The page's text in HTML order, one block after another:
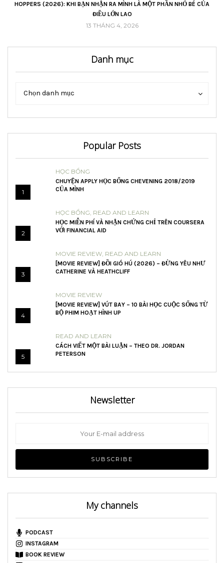
HOPPERS (2026): KHI BẠN NHẬN RA MÌNH LÀ MỘT PHẦN NHỎ BÉ CỦA
ĐIỀU LỚN LAO
13 THÁNG 4, 2026
Danh mục
Chọn danh mục
Danh
Popular Posts
1
HỌC BỔNG
CHUYỆN APPLY HỌC BỔNG CHEVENING 2018/2019
CỦA MÌNH
2
HỌC BỔNG, READ AND LEARN
HỌC MIỄN PHÍ VÀ NHẬN CHỨNG CHỈ TRÊN COURSERA
VỚI FINANCIAL AID
3
MOVIE REVIEW, READ AND LEARN
[MOVIE REVIEW] ĐỒI GIÓ HÚ (2026) – ĐỪNG YÊU NHƯ
CATHERINE VÀ HEATHCLIFF
4
MOVIE REVIEW
[MOVIE REVIEW] VÚT BAY – 10 BÀI HỌC CUỘC SỐNG TỪ
BỘ PHIM HOẠT HÌNH UP
5
READ AND LEARN
CÁCH VIẾT MỘT BÀI LUẬN – THEO DR. JORDAN
PETERSON
Newsletter
My channels
PODCAST
INSTAGRAM
BOOK REVIEW